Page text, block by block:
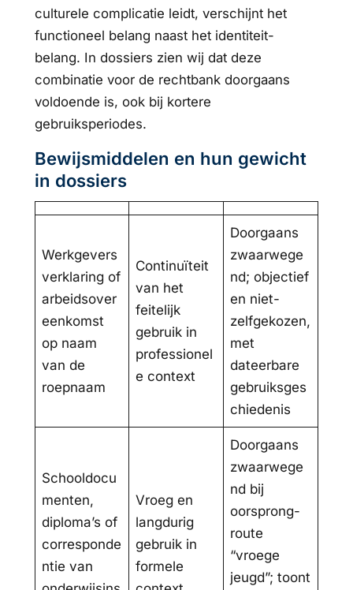
culturele complicatie leidt, verschijnt het
functioneel belang naast het identiteit-
belang. In dossiers zien wij dat deze
combinatie voor de rechtbank doorgaans
voldoende is, ook bij kortere
gebruiksperiodes.
Bewijsmiddelen en hun gewicht
in dossiers
Werkgevers
verklaring of
arbeidsover
eenkomst
op naam
van de
roepnaam
Continuïteit
van het
feitelijk
gebruik in
professionel
e context
Doorgaans
zwaarwege
nd; objectief
en niet-
zelfgekozen,
met
dateerbare
gebruiksges
chiedenis
Schooldocu
menten,
diploma’s of
corresponde
ntie van
Vroeg en
langdurig
gebruik in
formele
Doorgaans
zwaarwege
nd bij
oorsprong-
route
“vroege
jeugd”; toont